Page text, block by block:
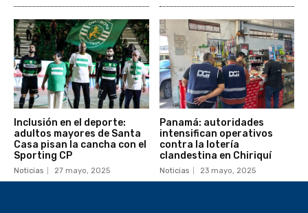
Inclusión en el deporte:
adultos mayores de Santa
Casa pisan la cancha con el
Sporting CP
Noticias 27 mayo, 2025
Panamá: autoridades
intensifican operativos
contra la lotería
clandestina en Chiriquí
Noticias 23 mayo, 2025